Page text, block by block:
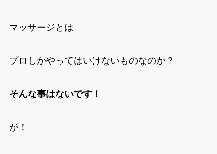
マッサージとは
プロしかやってはいけないものなのか？
そんな事はないです！
が！